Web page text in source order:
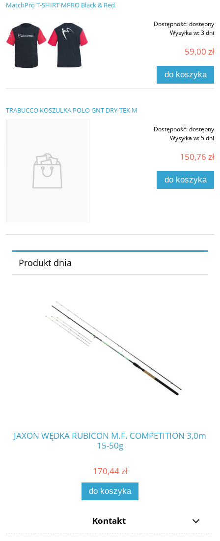
MatchPro T-SHIRT MPRO Black & Red
Dostępność:dostępny
Wysyłka w:3 dni
59,00 zł
do koszyka
TRABUCCO KOSZULKA POLO GNT DRY-TEK M
Dostępność:dostępny
Wysyłka w:5 dni
150,76 zł
do koszyka
Produkt dnia
JAXON WĘDKA RUBICON M.F. COMPETITION 3,0m
15-50g
170,44 zł
do koszyka
Kontakt